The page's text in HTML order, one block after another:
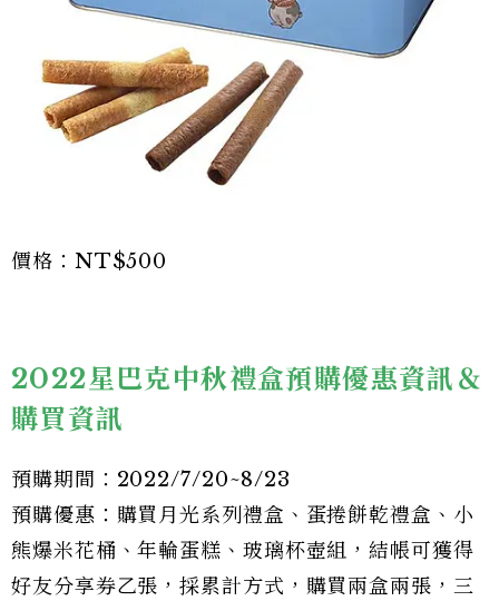
價格：NT$500
2022星巴克中秋禮盒預購優惠資訊＆
購買資訊
預購期間：2022/7/20~8/23
預購優惠：購買月光系列禮盒、蛋捲餅乾禮盒、小
熊爆米花桶、年輪蛋糕、玻璃杯壺組，結帳可獲得
好友分享券乙張，採累計方式，購買兩盒兩張，三